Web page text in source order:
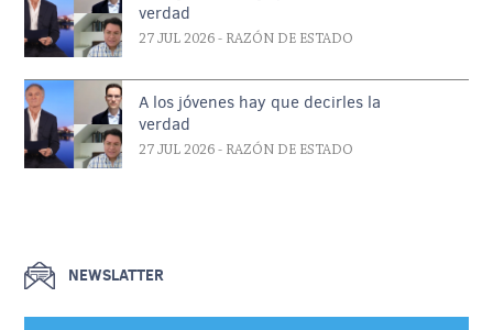
verdad
27 JUL 2026 - RAZÓN DE ESTADO
A los jóvenes hay que decirles la
verdad
27 JUL 2026 - RAZÓN DE ESTADO
NEWSLATTER